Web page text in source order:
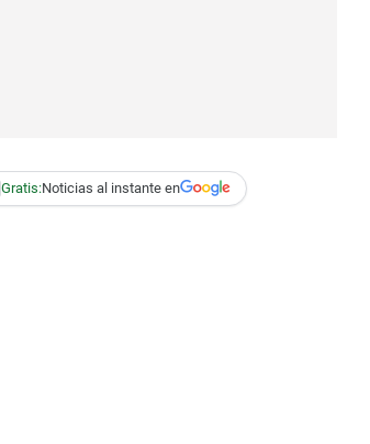
Gratis:Noticias al instante en